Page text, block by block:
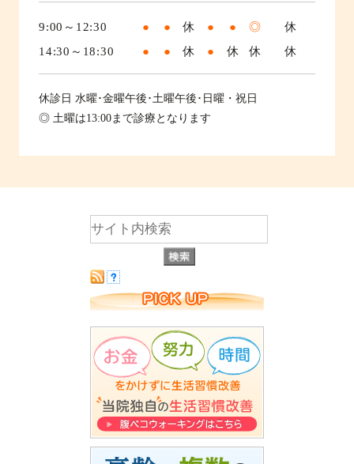
9:00～12:30 ● ● 休 ● ● ◎
休
14:30～18:30
● ● 休 ● 休 休 休
休診日 水曜･金曜午後･土曜午後･日曜・祝日
◎ 土曜は13:00まで診療となります